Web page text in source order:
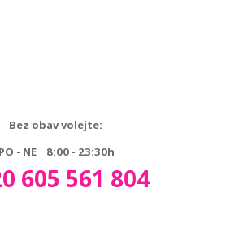
Bez obav volejte:
PO - NE 8:00 - 23:30h
605 561 804